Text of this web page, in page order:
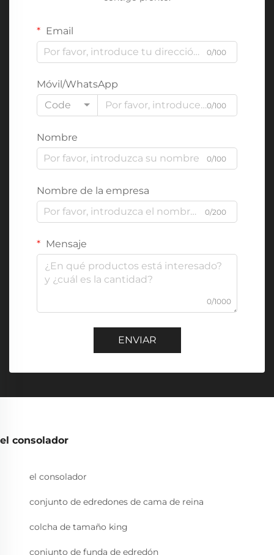
Email
0/100
Móvil/WhatsApp
Code
0/100
Nombre
0/100
Nombre de la empresa
0/200
Mensaje
0/1000
ENVIAR
el consolador
el consolador
conjunto de edredones de cama de reina
colcha de tamaño king
conjunto de funda de edredón